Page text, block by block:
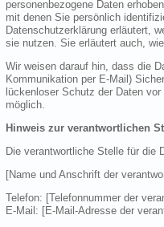
personenbezogene Daten
mit denen Sie persönlich
Datenschutzerklärung erläutert,
sie nutzen. Sie erläutert auch,
Wir weisen darauf hin, dass die
Kommunikation per E-Mail)
lückenloser Schutz der Daten
möglich.
Hinweis zur verantwortlichen
Die verantwortliche Stelle für die
[Name und Anschrift der
Telefon: [Telefonnummer der
E-Mail: [E-Mail-Adresse der